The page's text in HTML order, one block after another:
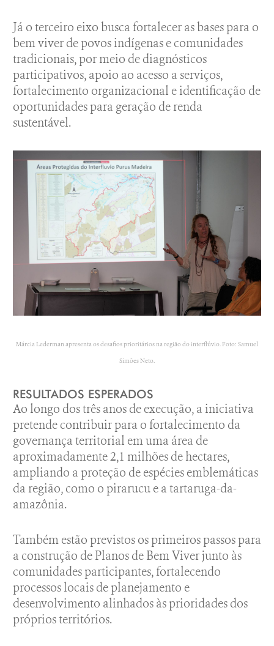
Já o terceiro eixo busca fortalecer as bases para o
bem viver de povos indígenas e comunidades
tradicionais, por meio de diagnósticos
participativos, apoio ao acesso a serviços,
fortalecimento organizacional e identificação de
oportunidades para geração de renda
sustentável.
Márcia Lederman apresenta os desafios prioritários na região do interflúvio. Foto: Samuel
Simões Neto.
RESULTADOS ESPERADOS
Ao longo dos três anos de execução, a iniciativa
pretende contribuir para o fortalecimento da
governança territorial em uma área de
aproximadamente 2,1 milhões de hectares,
ampliando a proteção de espécies emblemáticas
da região, como o pirarucu e a tartaruga-da-
amazônia.
Também estão previstos os primeiros passos para
a construção de Planos de Bem Viver junto às
comunidades participantes, fortalecendo
processos locais de planejamento e
desenvolvimento alinhados às prioridades dos
próprios territórios.